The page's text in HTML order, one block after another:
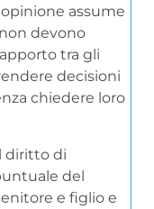
assume
devono
tra gli
decisioni
chiedere loro
diritto di
del
e figlio e